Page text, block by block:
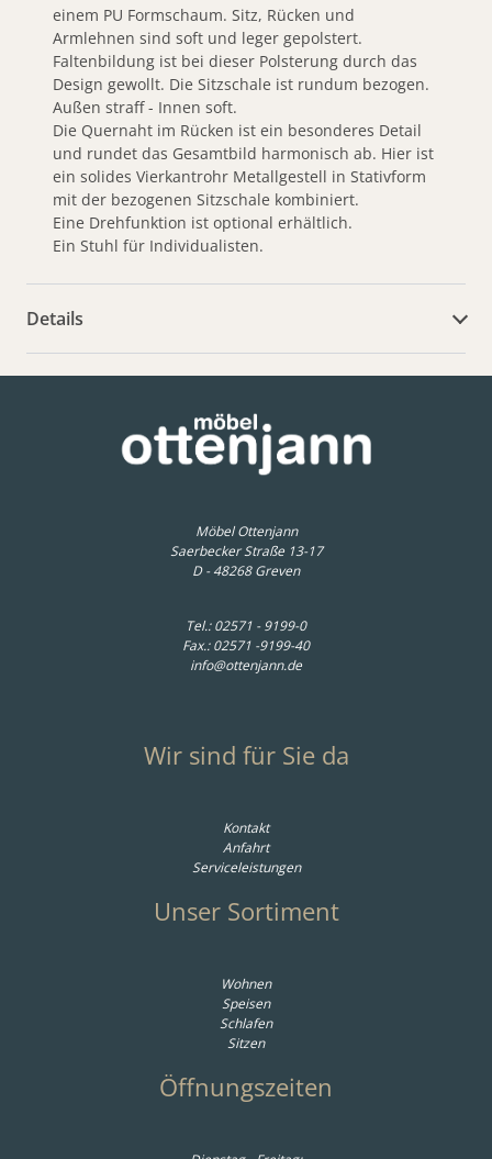
einem PU Formschaum. Sitz, Rücken und
Armlehnen sind soft und leger gepolstert.
Faltenbildung ist bei dieser Polsterung durch das
Design gewollt. Die Sitzschale ist rundum bezogen.
Außen straff - Innen soft.
Die Quernaht im Rücken ist ein besonderes Detail
und rundet das Gesamtbild harmonisch ab. Hier ist
ein solides Vierkantrohr Metallgestell in Stativform
mit der bezogenen Sitzschale kombiniert.
Eine Drehfunktion ist optional erhältlich.
Ein Stuhl für Individualisten.
Details
Möbel Ottenjann
Saerbecker Straße 13-17
D - 48268 Greven
Tel.:02571 - 9199-0
Fax.: 02571 -9199-40
info@ottenjann.de
Wir sind für Sie da
Kontakt
Anfahrt
Serviceleistungen
Unser Sortiment
Wohnen
Speisen
Schlafen
Sitzen
Öffnungszeiten